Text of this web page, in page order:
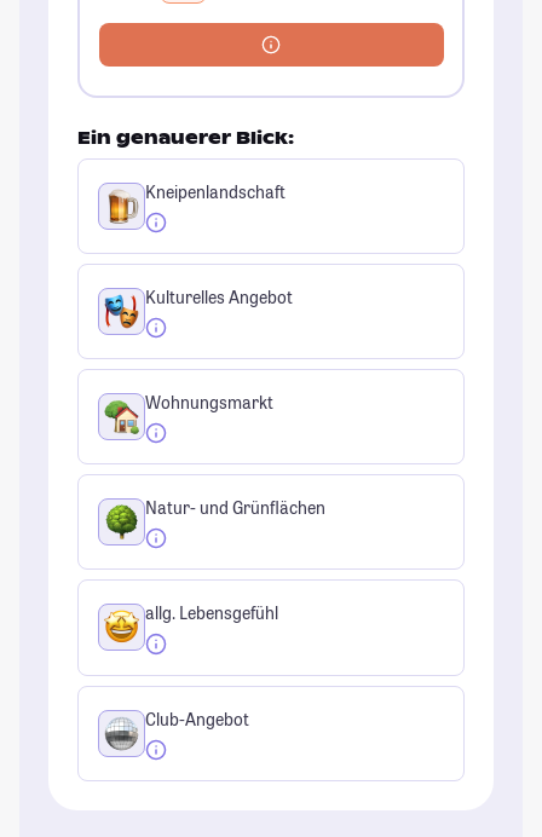
Ein genauerer Blick:
Kneipenlandschaft
Kulturelles Angebot
Wohnungsmarkt
Natur- und Grünflächen
allg. Lebensgefühl
Club-Angebot